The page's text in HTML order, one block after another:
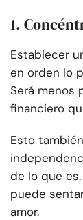
1.
Establecer
en orden lo
Será menos
financiero
Esto
de lo que
puede
amor.